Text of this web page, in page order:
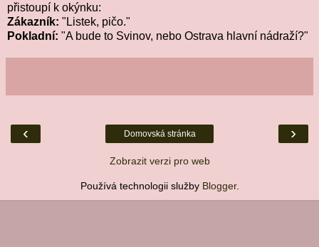
přistoupí k okýnku:
Zákazník: "Listek, pičo."
Pokladní: "A bude to Svinov, nebo Ostrava hlavní nádraží?"
‹ ›
Domovská stránka
Zobrazit verzi pro web
Používá technologii služby Blogger.